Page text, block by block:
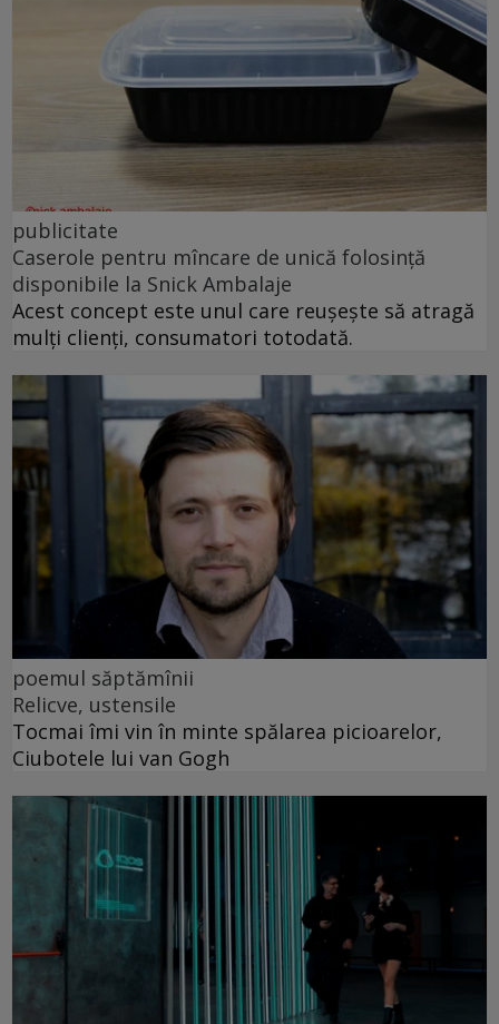
publicitate
Caserole pentru mîncare de unică folosință
disponibile la Snick Ambalaje
Acest concept este unul care reușește să atragă
mulți clienți, consumatori totodată.
poemul săptămînii
Relicve, ustensile
Tocmai îmi vin în minte spălarea picioarelor,
Ciubotele lui van Gogh